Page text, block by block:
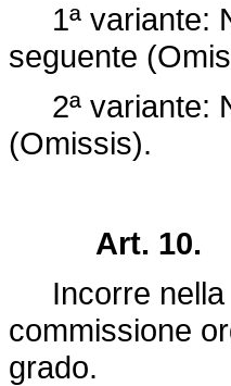
1ª variante:
seguente
2ª variante:
(Omissis).
Art. 10.
Incorre nella
commissione
grado.